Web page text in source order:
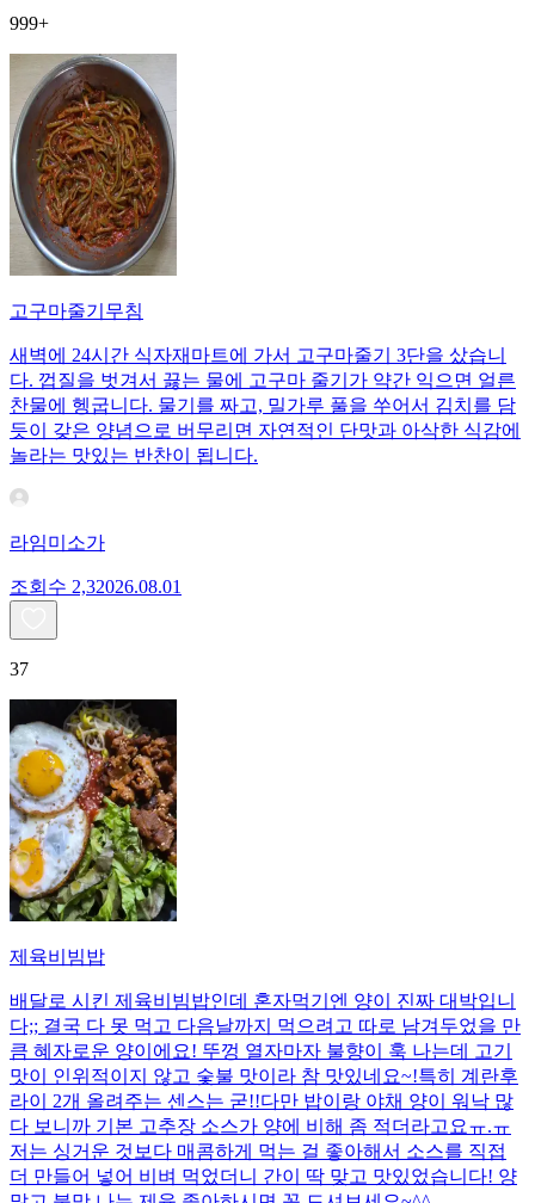
999+
고구마줄기무침
새벽에 24시간 식자재마트에 가서 고구마줄기 3단을 샀습니
다. 껍질을 벗겨서 끓는 물에 고구마 줄기가 약간 익으면 얼른
찬물에 헹굽니다. 물기를 짜고, 밀가루 풀을 쑤어서 김치를 담
듯이 갖은 양념으로 버무리면 자연적인 단맛과 아삭한 식감에
놀라는 맛있는 반찬이 됩니다.
라임미소가
조회수 2,32026.08.01
37
제육비빔밥
배달로 시킨 제육비빔밥인데 혼자먹기엔 양이 진짜 대박입니
다;; 결국 다 못 먹고 다음날까지 먹으려고 따로 남겨두었을 만
큼 혜자로운 양이에요! 뚜껑 열자마자 불향이 훅 나는데 고기
맛이 인위적이지 않고 숯불 맛이라 참 맛있네요~!특히 계란후
라이 2개 올려주는 센스는 굳!! ​다만 밥이랑 야채 양이 워낙 많
다 보니까 기본 고추장 소스가 양에 비해 좀 적더라고요ㅠ.ㅠ
저는 싱거운 것보다 매콤하게 먹는 걸 좋아해서 소스를 직접
더 만들어 넣어 비벼 먹었더니 간이 딱 맞고 맛있었습니다! 양